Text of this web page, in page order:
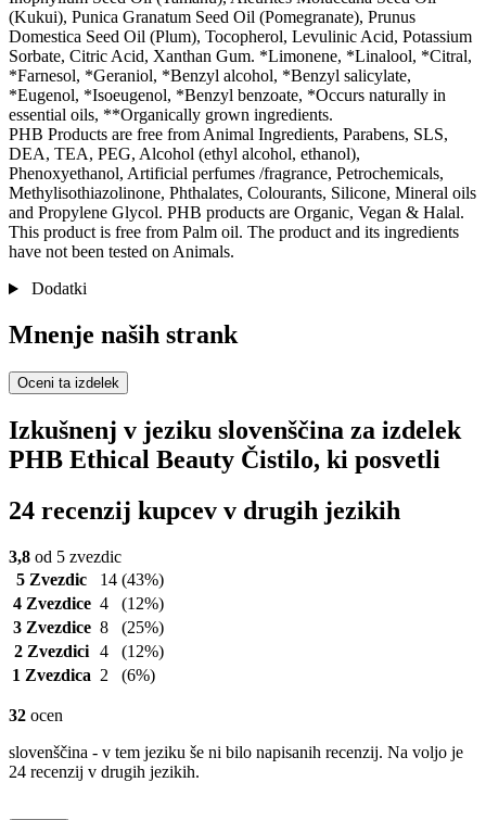
(Kukui), Punica Granatum Seed Oil (Pomegranate), Prunus
Domestica Seed Oil (Plum), Tocopherol, Levulinic Acid, Potassium
Sorbate, Citric Acid, Xanthan Gum. *Limonene, *Linalool, *Citral,
*Farnesol, *Geraniol, *Benzyl alcohol, *Benzyl salicylate,
*Eugenol, *Isoeugenol, *Benzyl benzoate, *Occurs naturally in
essential oils, **Organically grown ingredients.
PHB Products are free from Animal Ingredients, Parabens, SLS,
DEA, TEA, PEG, Alcohol (ethyl alcohol, ethanol),
Phenoxyethanol, Artificial perfumes /fragrance, Petrochemicals,
Methylisothiazolinone, Phthalates, Colourants, Silicone, Mineral oils
and Propylene Glycol. PHB products are Organic, Vegan & Halal.
This product is free from Palm oil. The product and its ingredients
have not been tested on Animals.
Dodatki
Mnenje naših strank
Oceni ta izdelek
Izkušnenj v jeziku slovenščina za izdelek
PHB Ethical Beauty Čistilo, ki posvetli
24 recenzij kupcev v drugih jezikih
3,8 od 5 zvezdic
5 Zvezdic
14 (43%)
4 Zvezdice 4
(12%)
3 Zvezdice 8
(25%)
2 Zvezdici 4
(12%)
1 Zvezdica 2 (6%)
32 ocen
slovenščina - v tem jeziku še ni bilo napisanih recenzij. Na voljo je
24 recenzij v drugih jezikih.